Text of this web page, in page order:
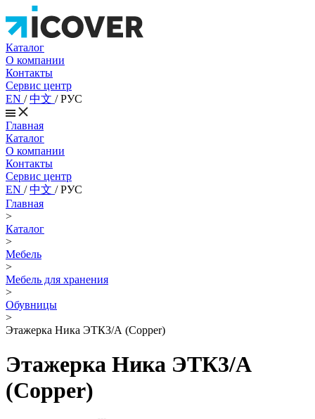
Каталог
О компании
Контакты
Сервис центр
EN /中文 /РУС
Главная
Каталог
О компании
Контакты
Сервис центр
EN /中文 /РУС
Главная
>
Каталог
>
Мебель
>
Мебель для хранения
>
Обувницы
>
Этажерка Ника ЭТК3/А (Copper)
Этажерка Ника ЭТК3/А
(Copper)